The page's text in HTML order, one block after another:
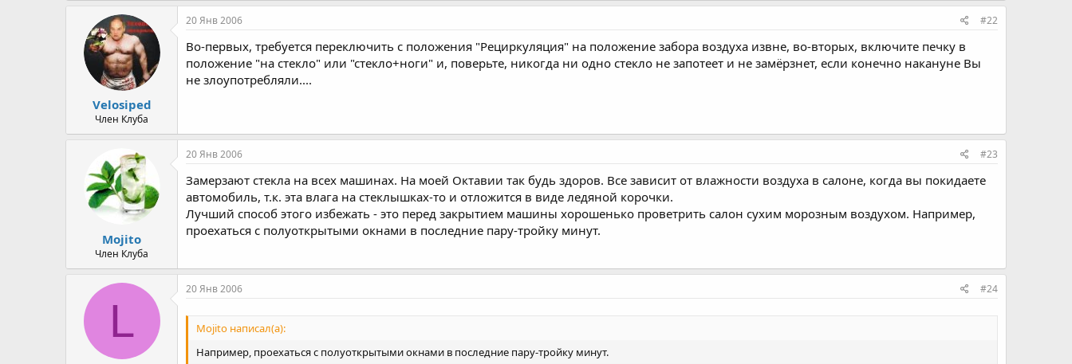
Velosiped
Член Клуба
20 Янв 2006 #22
Во-первых, требуется переключить с положения "Рециркуляция" на положение забора воздуха извне, во-вторых, включите печку в
положение "на стекло" или "стекло+ноги" и, поверьте, никогда ни одно стекло не запотеет и не замёрзнет, если конечно накануне Вы
не злоупотребляли....
Mojito
Член Клуба
20 Янв 2006 #23
Замерзают стекла на всех машинах. На моей Октавии так будь здоров. Все зависит от влажности воздуха в салоне, когда вы покидаете
автомобиль, т.к. эта влага на стеклышках-то и отложится в виде ледяной корочки.
Лучший способ этого избежать - это перед закрытием машины хорошенько проветрить салон сухим морозным воздухом. Например,
проехаться с полуоткрытыми окнами в последние пару-тройку минут.
L
20 Янв 2006 #24
Mojito написал(а):
Например, проехаться с полуоткрытыми окнами в последние пару-тройку минут.